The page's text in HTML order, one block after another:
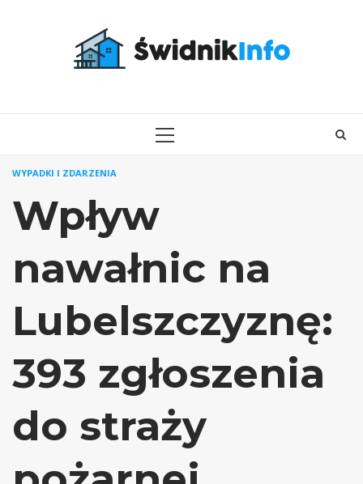
PRIMARY
WYPADKI I ZDARZENIA
Wpływ
nawałnic na
Lubelszczyznę:
393 zgłoszenia
do straży